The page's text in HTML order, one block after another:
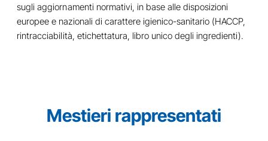
sugli aggiornamenti normativi, in base alle disposizioni
europee e nazionali di carattere igienico-sanitario (HACCP,
rintracciabilità, etichettatura, libro unico degli ingredienti).
Mestieri rappresentati